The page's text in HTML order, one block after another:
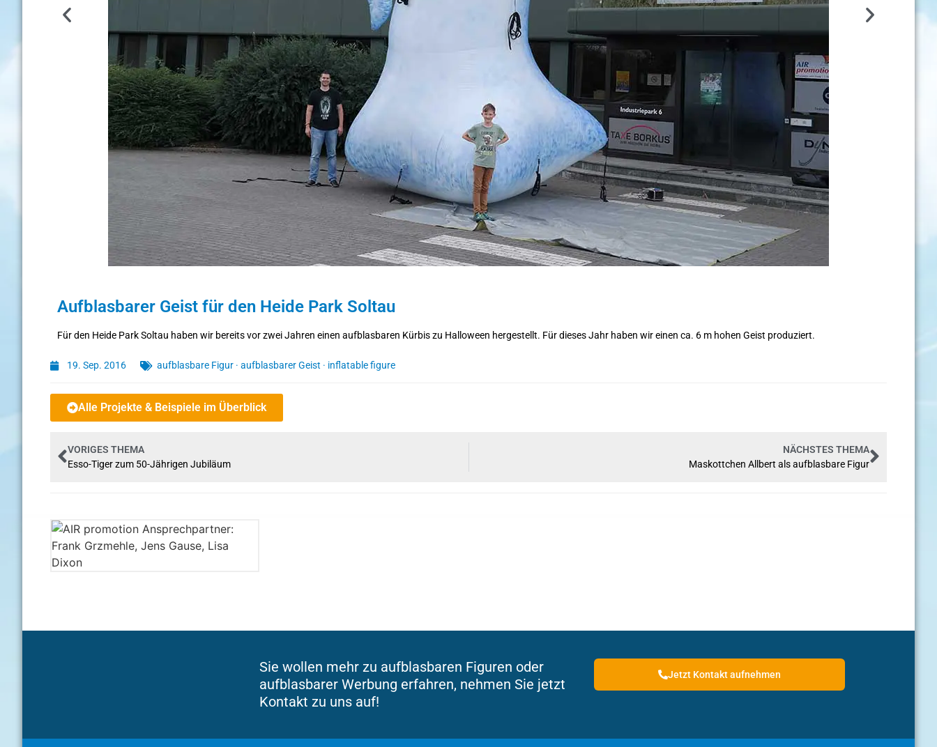
Aufblasbarer Geist für den Heide Park Soltau
Für den Heide Park Soltau haben wir bereits vor zwei Jahren einen aufblasbaren Kürbis zu Halloween hergestellt. Für dieses Jahr haben wir einen ca. 6 m hohen Geist produziert.
19. Sep. 2016 aufblasbare Figur · aufblasbarer Geist · inflatable figure
Alle Projekte & Beispiele im Überblick
VORIGES THEMA
Esso-Tiger zum 50-Jährigen Jubiläum
NÄCHSTES THEMA
Maskottchen Allbert als aufblasbare Figur
Sie wollen mehr zu aufblasbaren Figuren oder
aufblasbarer Werbung erfahren, nehmen Sie jetzt
Kontakt zu uns auf!
Jetzt Kontakt aufnehmen